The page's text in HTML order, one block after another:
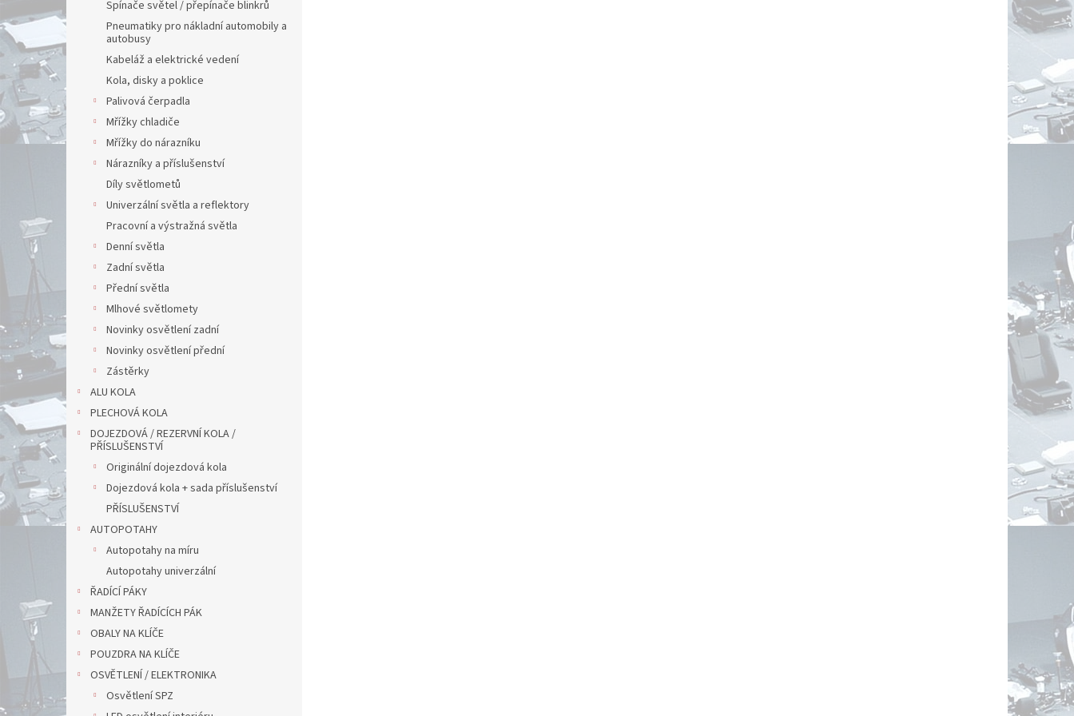
Spínače světel / přepínače blinkrů
Pneumatiky pro nákladní automobily a
autobusy
Kabeláž a elektrické vedení
Kola, disky a poklice
Palivová čerpadla
Mřížky chladiče
Mřížky do nárazníku
Nárazníky a příslušenství
Díly světlometů
Univerzální světla a reflektory
Pracovní a výstražná světla
Denní světla
Zadní světla
Přední světla
Mlhové světlomety
Novinky osvětlení zadní
Novinky osvětlení přední
Zástěrky
ALU KOLA
PLECHOVÁ KOLA
DOJEZDOVÁ / REZERVNÍ KOLA /
PŘÍSLUŠENSTVÍ
Originální dojezdová kola
Dojezdová kola + sada příslušenství
PŘÍSLUŠENSTVÍ
AUTOPOTAHY
Autopotahy na míru
Autopotahy univerzální
ŘADÍCÍ PÁKY
MANŽETY ŘADÍCÍCH PÁK
OBALY NA KLÍČE
POUZDRA NA KLÍČE
OSVĚTLENÍ / ELEKTRONIKA
Osvětlení SPZ